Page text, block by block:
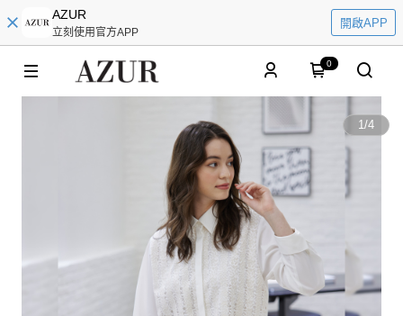
AZUR
立刻使用官方APP
開啟APP
0
1/4